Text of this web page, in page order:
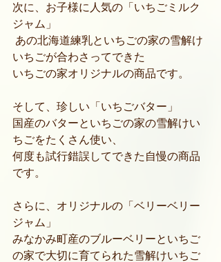
次に、お子様に人気の「いちごミルク
ジャム」
いちごが合わさってできた
いちごの家オリジナルの商品です。
そして、珍しい「いちごバター」
国産のバターといちごの家の雪解けい
ちごをたくさん使い、
何度も試行錯誤してできた自慢の商品
です。
さらに、オリジナルの「ベリーベリー
ジャム」
みなかみ町産のブルーベリーといちご
の家で大切に育てられた雪解けいちご